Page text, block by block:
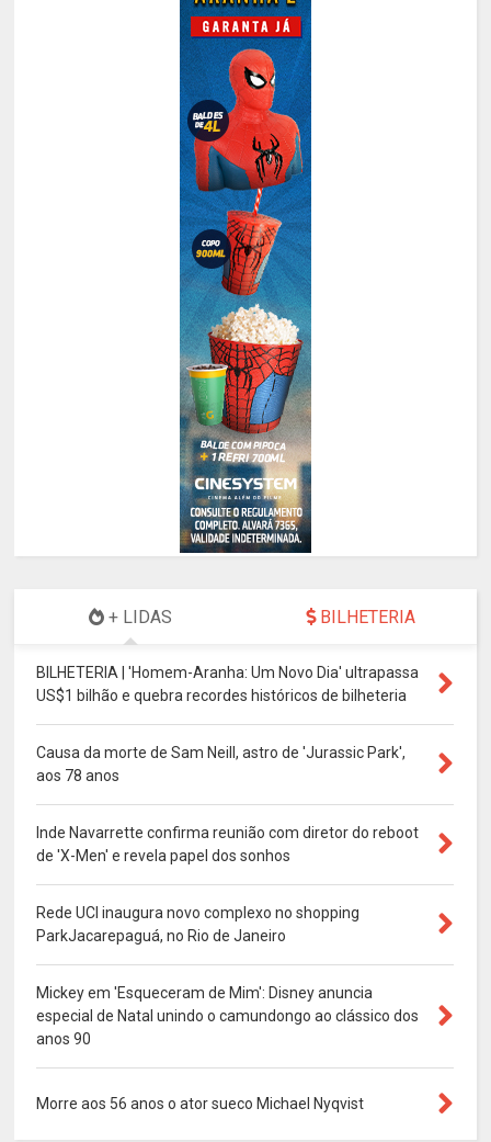
+ LIDAS BILHETERIA
BILHETERIA | 'Homem-Aranha: Um Novo Dia' ultrapassa
US$1 bilhão e quebra recordes históricos de bilheteria
Causa da morte de Sam Neill, astro de 'Jurassic Park',
aos 78 anos
Inde Navarrette confirma reunião com diretor do reboot
de 'X-Men' e revela papel dos sonhos
Rede UCI inaugura novo complexo no shopping
ParkJacarepaguá, no Rio de Janeiro
Mickey em 'Esqueceram de Mim': Disney anuncia
especial de Natal unindo o camundongo ao clássico dos
anos 90
Morre aos 56 anos o ator sueco Michael Nyqvist